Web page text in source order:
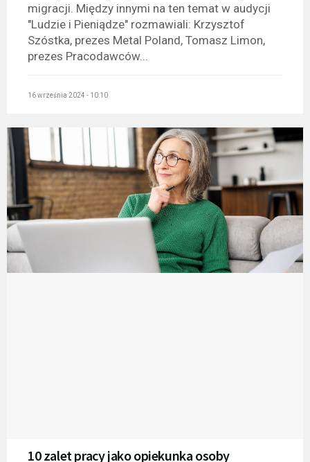
migracji. Między innymi na ten temat w audycji
"Ludzie i Pieniądze" rozmawiali: Krzysztof
Szóstka, prezes Metal Poland, Tomasz Limon,
prezes Pracodawców...
16 września 2024 - 10:10
10 zalet pracy jako opiekunka osoby